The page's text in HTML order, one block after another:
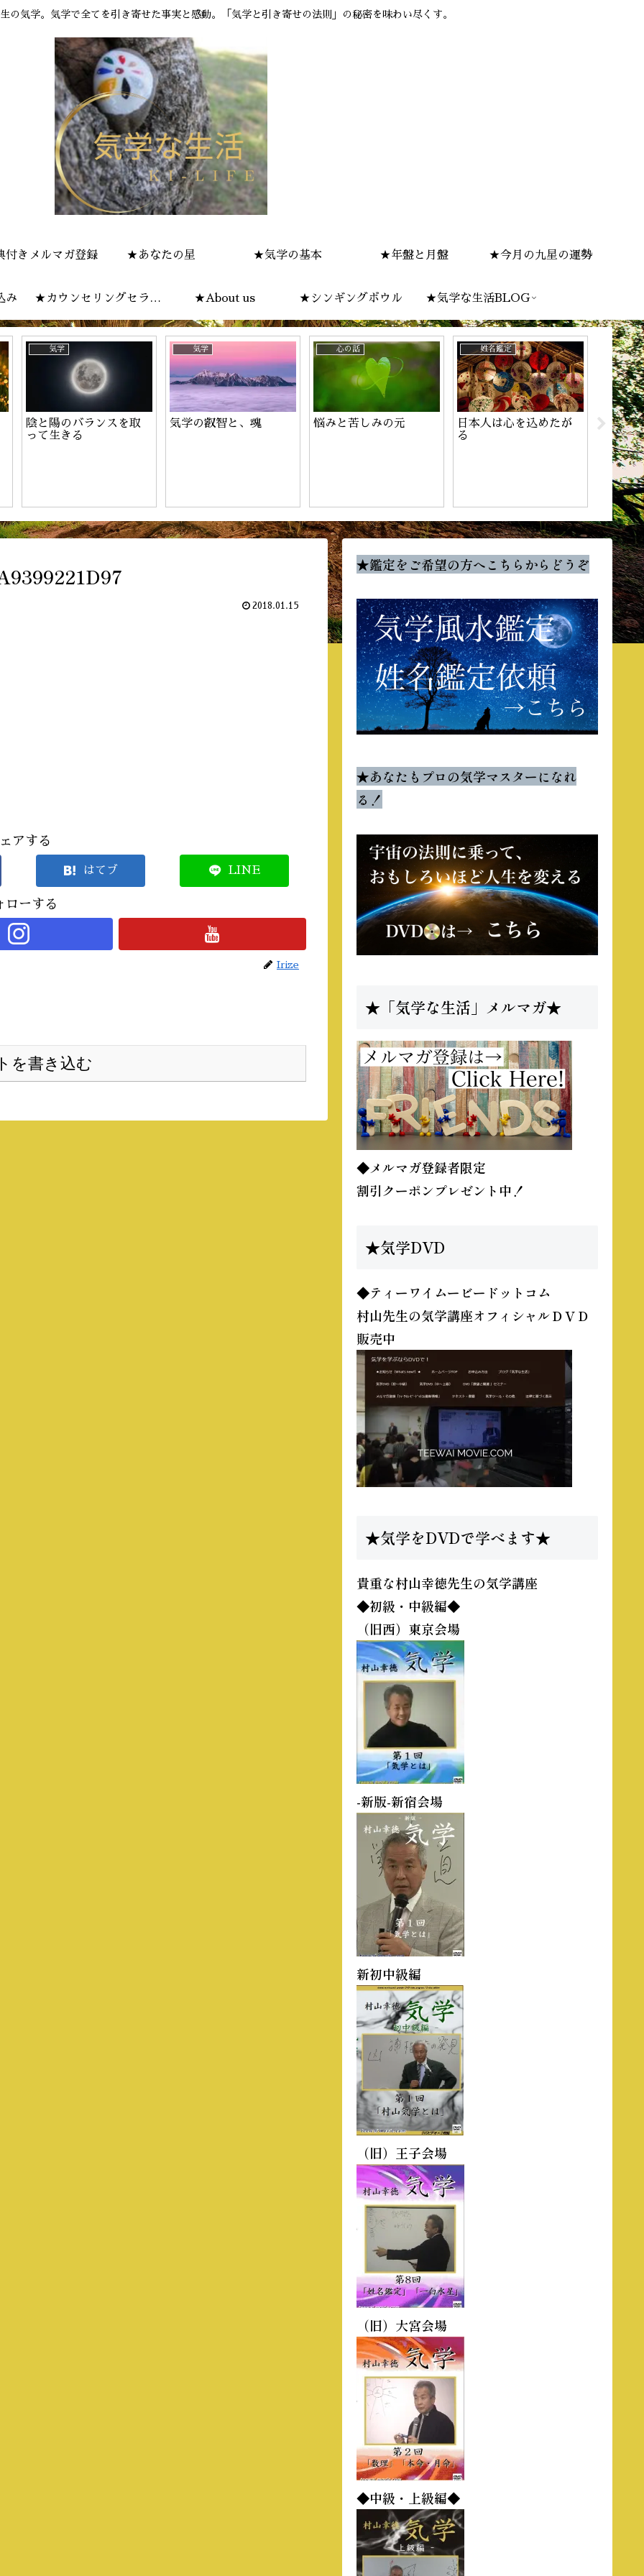
の気学。気学で全てを引き寄せた事実と感動。「気学と引き寄せの法則」の秘密を味わい尽くす。
付きメルマガ登録 ★あなたの星 ★気学の基本 ★年盤と月盤 ★今月の九星の運勢
み ★カウンセリングセラピ
ーのお申込み
★About us ★シンギングボウル ★気学な生活BLOG
気学
陰と陽のバランスを取
って生きる
気学
気学の叡智と、魂
心の話
悩みと苦しみの元
姓名鑑定
日本人は心を込めたが
る
姓名
チャン
2018.01.15
アする
はてブ LINE
ローする
Irize
を書き込む
★鑑定をご希望の方へこちらからどうぞ
★あなたもプロの気学マスターになれ
る！
★「気学な生活」メルマガ★
◆メルマガ登録者限定
割引クーポンプレゼント中！
★気学DVD
◆ティーワイムービードットコム
村山先生の気学講座オフィシャルＤＶＤ
販売中
★気学をDVDで学べます★
貴重な村山幸徳先生の気学講座
◆初級・中級編◆
（旧西）東京会場
-新版-新宿会場
新初中級編
（旧）王子会場
（旧）大宮会場
◆中級・上級編◆